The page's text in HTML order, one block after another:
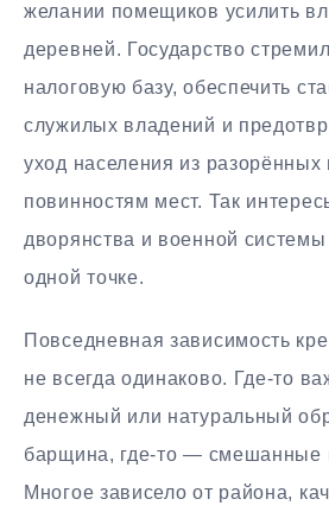
желании помещиков усилить
деревней. Государство
налоговую базу, обеспечить
служилых владений и
уход населения из
повинностям мест. Так
дворянства и военной системы
одной точке.
Повседневная зависимость
не всегда одинаково. Где-то
денежный или натуральный
барщина, где-то — смешанные
Многое зависело от района,